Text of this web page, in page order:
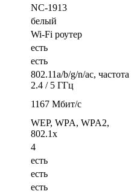
NC-1913
белый
Wi-Fi роутер
есть
есть
802.11a/b/g/n/ac, частота
2.4 / 5 ГГц
1167 Мбит/с
WEP, WPA, WPA2,
802.1x
4
есть
есть
есть